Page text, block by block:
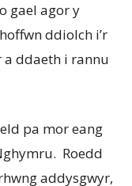
gael agor y
ddiolch i’r
ddaeth i rannu
pa mor eang
Roedd
addysgwyr,